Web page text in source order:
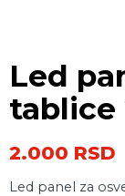
Led
tablice
2.000 RSD
Led panel za